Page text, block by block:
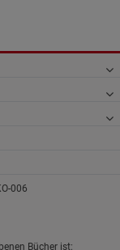
006
Bücher ist: